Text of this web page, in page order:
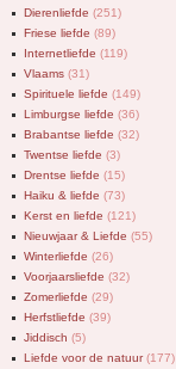
Dierenliefde (251)
Friese liefde (89)
Internetliefde (119)
Vlaams (31)
Spirituele liefde (149)
Limburgse liefde (36)
Brabantse liefde (32)
Twentse liefde (3)
Drentse liefde (15)
Haiku & liefde (73)
Kerst en liefde (121)
Nieuwjaar & Liefde (55)
Winterliefde (26)
Voorjaarsliefde (32)
Zomerliefde (29)
Herfstliefde (39)
Jiddisch (5)
Liefde voor de natuur(177)